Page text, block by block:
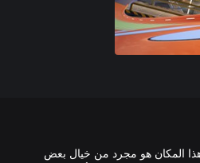
المكان هو مجرد من خيال بعض